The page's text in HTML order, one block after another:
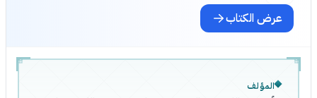
عرض الكتاب
المؤلف